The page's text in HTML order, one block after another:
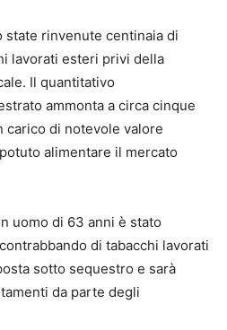
state rinvenute centinaia di
lavorati esteri privi della
Il quantitativo
ammonta a circa cinque
di notevole valore
alimentare il mercato
uomo di 63 anni è stato
di tabacchi lavorati
sotto sequestro e sarà
da parte degli